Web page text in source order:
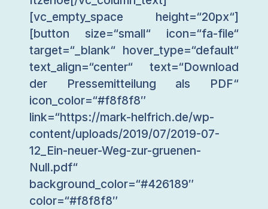
[vc_empty_space height=“20px“]
[button size=“small“ icon=“fa-file“
target=“_blank“ hover_type=“default“
text_align=“center“ text=“Download
der Pressemitteilung als PDF“
icon_color=“#f8f8f8″
link=“https://mark-helfrich.de/wp-
content/uploads/2019/07/2019-07-
12_Ein-neuer-Weg-zur-gruenen-
Null.pdf“
background_color=“#426189″
color=“#f8f8f8″